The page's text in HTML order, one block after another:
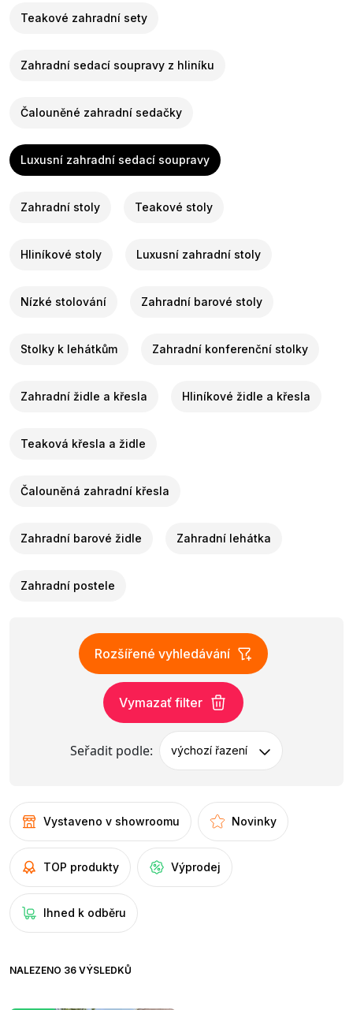
Teakové zahradní sety
Zahradní sedací soupravy z hliníku
Čalouněné zahradní sedačky
Luxusní zahradní sedací soupravy
Zahradní stoly Teakové stoly
Hliníkové stoly Luxusní zahradní stoly
Nízké stolování Zahradní barové stoly
Stolky k lehátkům Zahradní konferenční stolky
Zahradní židle a křesla Hliníkové židle a křesla
Teaková křesla a židle
Čalouněná zahradní křesla
Zahradní barové židle Zahradní lehátka
Zahradní postele
Rozšířené vyhledávání
Vymazať filter
Seřadit podle: výchozí řazení
Vystaveno v showroomu Novinky
TOP produkty Výprodej
Ihned k odběru
NALEZENO 36 VÝSLEDKŮ